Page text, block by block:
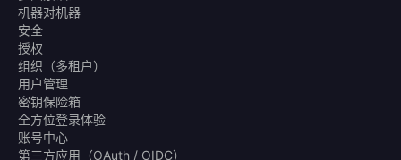
机器对机器
安全
授权
组织（多租户）
用户管理
密钥保险箱
全方位登录体验
账号中心
第三方应用（OAuth / OIDC）